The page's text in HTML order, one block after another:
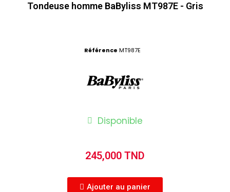
Tondeuse homme BaByliss MT987E - Gris
Référence MT987E
Disponible
245,000 TND
Ajouter au panier